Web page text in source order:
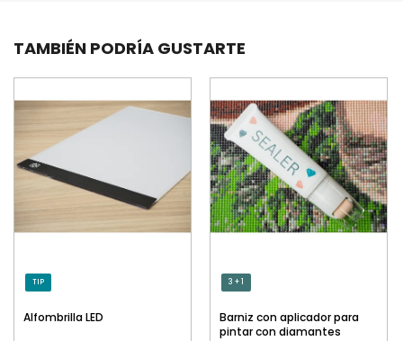
TAMBIÉN PODRÍA GUSTARTE
TIP
Alfombrilla LED
3 + 1
Barniz con aplicador para
pintar con diamantes